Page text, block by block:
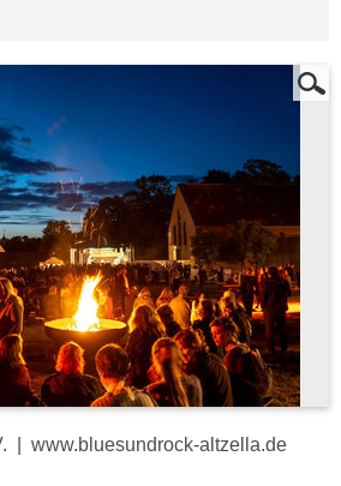
| www.bluesundrock-altzella.de